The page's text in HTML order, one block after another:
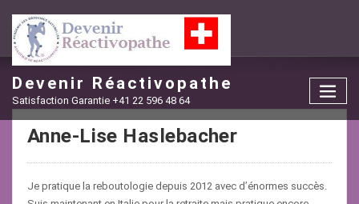
content
Devenir Réactivopathe
Satisfaction Garantie +41 22 596 48 64
Anne-Lise Haslebacher
Je pratique la reboutologie depuis 2012 avec d’énormes succès.